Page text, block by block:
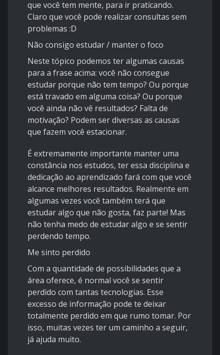
que você tem mente, para ir praticando.
Claro que você pode realizar consultas sem
problemas :D
Não consigo estudar / manter o foco
Neste tópico podemos ter algumas causas
para a frase acima: você não consegue
estudar porque não tem tempo? Ou porque
está travado em alguma coisa? Ou porque
você ainda não vê resultados? Falta de
motivação? Podem ser diversas as causas
que fazem você estacionar.
É extremamente importante manter uma
constância nos estudos, ter essa disciplina e
dedicação ao aprendizado fará com que você
alcance melhores resultados. Realmente em
algumas vezes você também terá que
estudar algo que não gosta, faz parte! Mas
não tenha medo de estudar algo e se sentir
perdendo tempo.
Me sinto perdido
Com a quantidade de possibilidades que a
área oferece, é normal você se sentir
perdido com tantas tecnologias. Esse
excesso de informação pode te deixar
totalmente perdido em que rumo tomar. Por
isso, muitas vezes ter um caminho a seguir,
já ajuda muito.